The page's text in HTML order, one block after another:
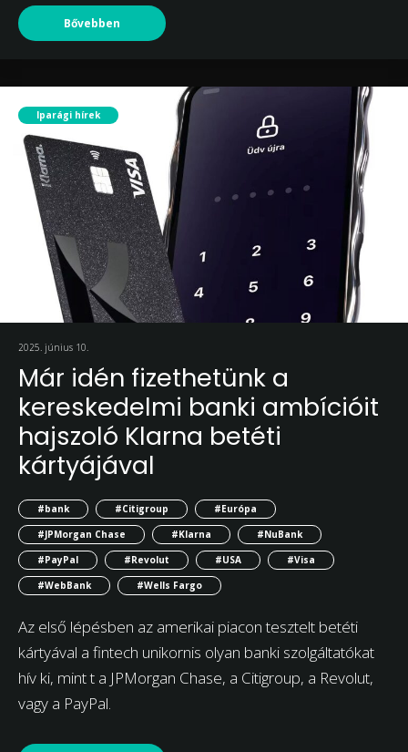
Bővebben
Iparági hírek
2025. június 10.
Már idén fizethetünk a
kereskedelmi banki ambícióit
hajszoló Klarna betéti
kártyájával
#bank #Citigroup
#Európa
#JPMorgan Chase
#Klarna
#NuBank
#PayPal
#Revolut #USA
#Visa
#WebBank
#Wells Fargo
Az első lépésben az amerikai piacon tesztelt betéti
kártyával a fintech unikornis olyan banki szolgáltatókat
hív ki, mint t a JPMorgan Chase, a Citigroup, a Revolut,
vagy a PayPal.